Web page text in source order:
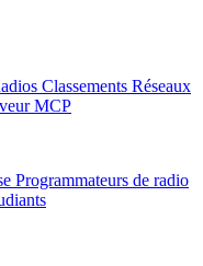
Classements Réseaux
MCP
Programmateurs de radio